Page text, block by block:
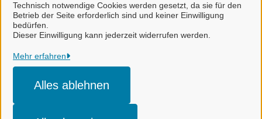
Technisch notwendige Cookies werden gesetzt, da sie für den
Betrieb der Seite erforderlich sind und keiner Einwilligung
bedürfen.
Dieser Einwilligung kann jederzeit widerrufen werden.
Mehr erfahren
Alles ablehnen
Landkreis Goslar
Alle Rechte vorbehalten